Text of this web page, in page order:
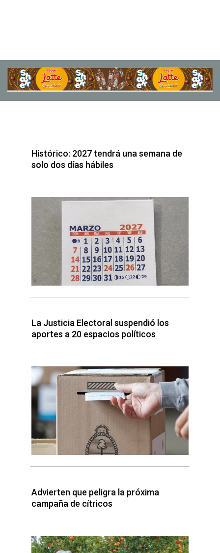
Histórico: 2027 tendrá una semana de
solo dos días hábiles
La Justicia Electoral suspendió los
aportes a 20 espacios políticos
Advierten que peligra la próxima
campaña de cítricos